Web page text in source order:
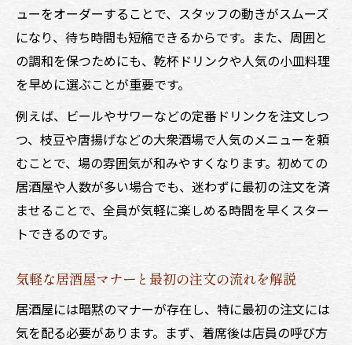
ューをオーダーすることで、スタッフの動きがスムーズ
になり、待ち時間も短縮できるからです。また、周囲と
の調和を保つためにも、乾杯ドリンクや人気の小皿料理
を早めに選ぶことが重要です。
例えば、ビールやサワーなどの定番ドリンクを注文しつ
つ、枝豆や唐揚げなどの大衆酒場で人気のメニューを頼
むことで、場の雰囲気が和みやすくなります。初めての
居酒屋や人数が多い場合でも、迷わずに最初の注文を済
ませることで、全員が気軽に楽しめる時間を早くスター
トできるのです。
気軽な居酒屋マナーと最初の注文の流れを解説
居酒屋には暗黙のマナーが存在し、特に最初の注文には
気を配る必要があります。まず、着席後は店員の呼び方